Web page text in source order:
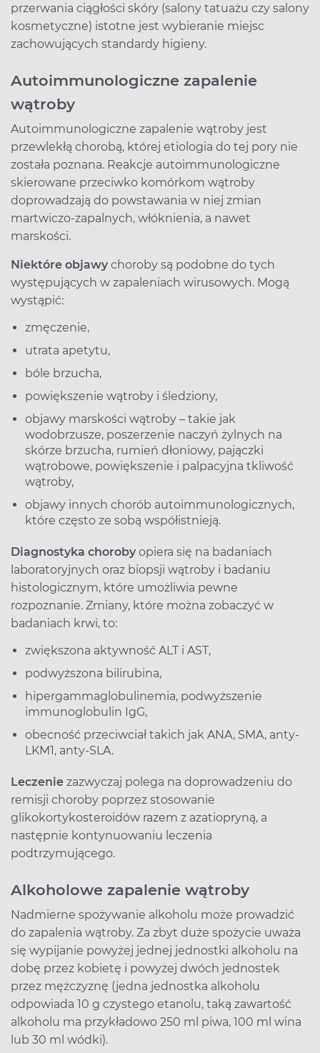
przerwania ciągłości skóry (salony tatuażu czy salony
kosmetyczne) istotne jest wybieranie miejsc
zachowujących standardy higieny.
Autoimmunologiczne zapalenie
wątroby
Autoimmunologiczne zapalenie wątroby jest
przewlekłą chorobą, której etiologia do tej pory nie
została poznana. Reakcje autoimmunologiczne
skierowane przeciwko komórkom wątroby
doprowadzają do powstawania w niej zmian
martwiczo-zapalnych, włóknienia, a nawet
marskości.
Niektóre objawy choroby są podobne do tych
występujących w zapaleniach wirusowych. Mogą
wystąpić:
zmęczenie,
utrata apetytu,
bóle brzucha,
powiększenie wątroby i śledziony,
objawy marskości wątroby – takie jak
wodobrzusze, poszerzenie naczyń żylnych na
skórze brzucha, rumień dłoniowy, pajączki
wątrobowe, powiększenie i palpacyjna tkliwość
wątroby,
objawy innych chorób autoimmunologicznych,
które często ze sobą współistnieją.
Diagnostyka choroby opiera się na badaniach
laboratoryjnych oraz biopsji wątroby i badaniu
histologicznym, które umożliwia pewne
rozpoznanie. Zmiany, które można zobaczyć w
badaniach krwi, to:
zwiększona aktywność ALT i AST,
podwyższona bilirubina,
hipergammaglobulinemia, podwyższenie
immunoglobulin IgG,
obecność przeciwciał takich jak ANA, SMA, anty-
LKM1, anty-SLA.
Leczenie zazwyczaj polega na doprowadzeniu do
remisji choroby poprzez stosowanie
glikokortykosteroidów razem z azatiopryną, a
następnie kontynuowaniu leczenia
podtrzymującego.
Alkoholowe zapalenie wątroby
Nadmierne spożywanie alkoholu może prowadzić
do zapalenia wątroby. Za zbyt duże spożycie uważa
się wypijanie powyżej jednej jednostki alkoholu na
dobę przez kobietę i powyżej dwóch jednostek
przez mężczyznę (jedna jednostka alkoholu
odpowiada 10 g czystego etanolu, taką zawartość
alkoholu ma przykładowo 250 ml piwa, 100 ml wina
lub 30 ml wódki).